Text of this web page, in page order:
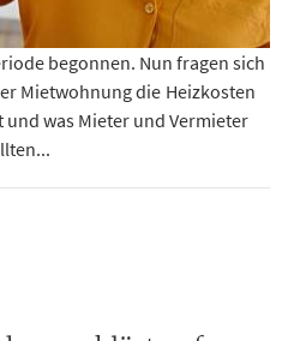
begonnen. Nun fragen sich
Mietwohnung die Heizkosten
was Mieter und Vermieter